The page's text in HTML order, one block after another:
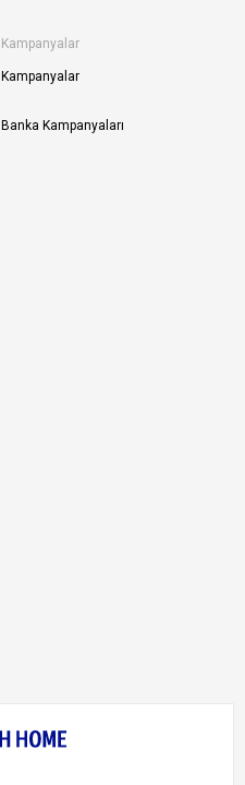
Kampanyalar
Kampanyalar
Banka Kampanyaları